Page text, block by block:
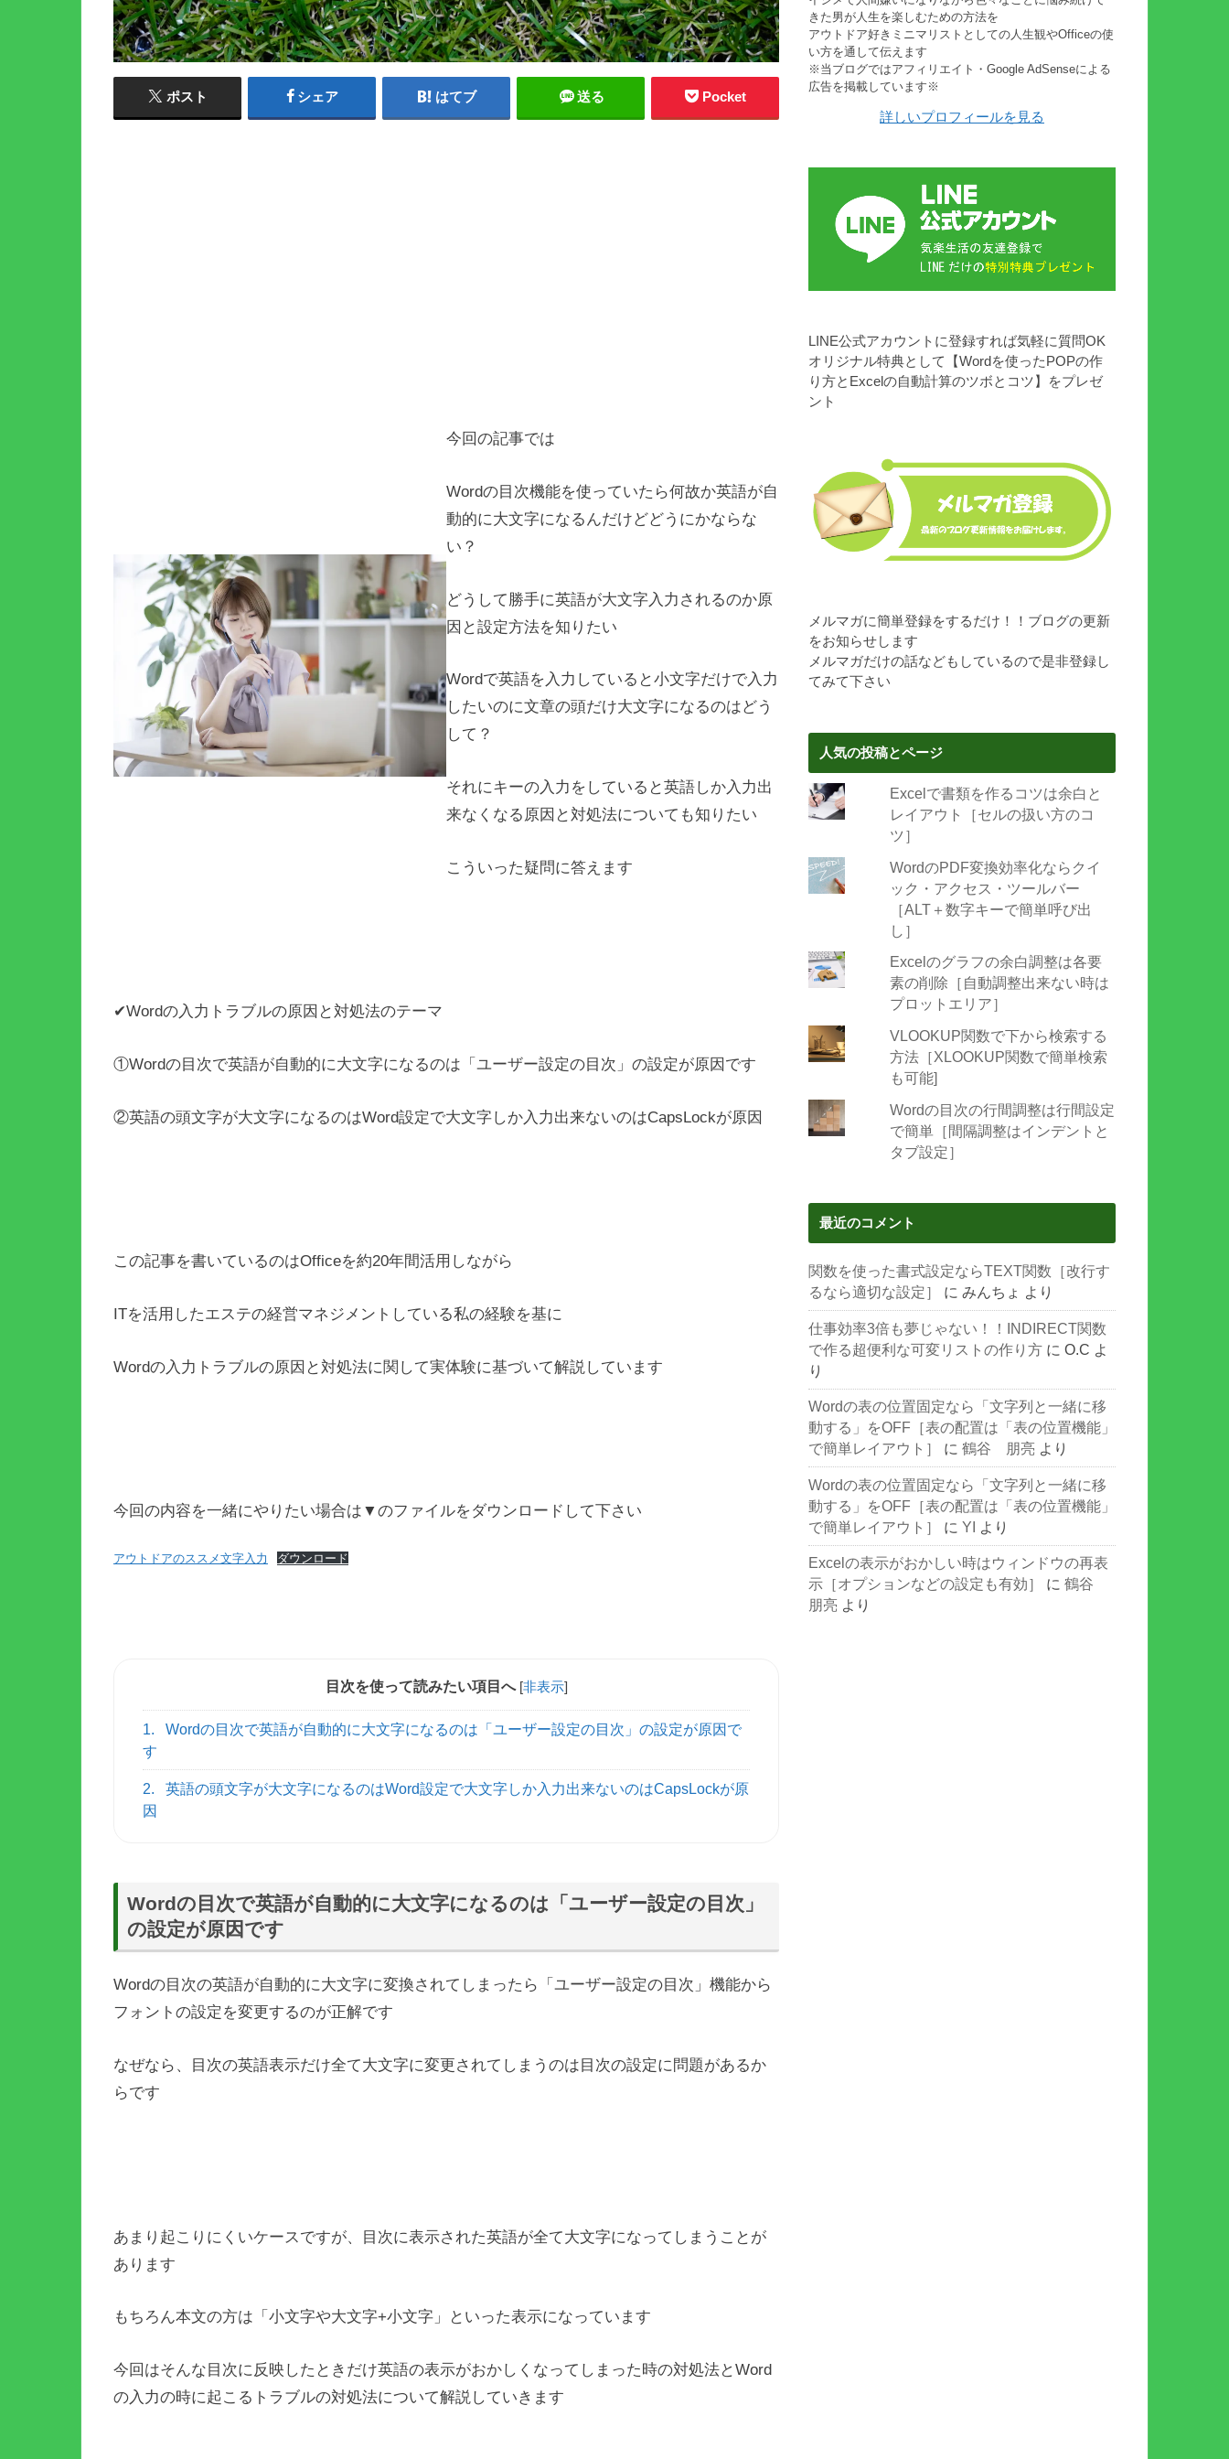
ポスト シェア はてブ 送る Pocket
今回の記事では
Wordの目次機能を使っていたら何故か英語が自
動的に大文字になるんだけどどうにかならな
い？
どうして勝手に英語が大文字入力されるのか原
因と設定方法を知りたい
Wordで英語を入力していると小文字だけで入力
したいのに文章の頭だけ大文字になるのはどう
して？
それにキーの入力をしていると英語しか入力出
来なくなる原因と対処法についても知りたい
こういった疑問に答えます
✔Wordの入力トラブルの原因と対処法のテーマ
①Wordの目次で英語が自動的に大文字になるのは「ユーザー設定の目次」の設定が原因です
②英語の頭文字が大文字になるのはWord設定で大文字しか入力出来ないのはCapsLockが原因
この記事を書いているのはOfficeを約20年間活用しながら
ITを活用したエステの経営マネジメントしている私の経験を基に
Wordの入力トラブルの原因と対処法に関して実体験に基づいて解説しています
今回の内容を一緒にやりたい場合は▼のファイルをダウンロードして下さい
アウトドアのススメ文字入力 ダウンロード
目次を使って読みたい項目へ [非表示]
1.
Wordの目次で英語が自動的に大文字になるのは「ユーザー設定の目次」の設定が原因で
す
2.
英語の頭文字が大文字になるのはWord設定で大文字しか入力出来ないのはCapsLockが原
因
Wordの目次で英語が自動的に大文字になるのは「ユーザー設定の目次」
の設定が原因です
Wordの目次の英語が自動的に大文字に変換されてしまったら「ユーザー設定の目次」機能から
フォントの設定を変更するのが正解です
なぜなら、目次の英語表示だけ全て大文字に変更されてしまうのは目次の設定に問題があるか
らです
あまり起こりにくいケースですが、目次に表示された英語が全て大文字になってしまうことが
あります
もちろん本文の方は「小文字や大文字+小文字」といった表示になっています
今回はそんな目次に反映したときだけ英語の表示がおかしくなってしまった時の対処法とWord
の入力の時に起こるトラブルの対処法について解説していきます
きた男が人生を楽しむための方法を
アウトドア好きミニマリストとしての人生観やOfficeの使
い方を通して伝えます
※当ブログではアフィリエイト・Google AdSenseによる
広告を掲載しています※
詳しいプロフィールを見る
LINE公式アカウントに登録すれば気軽に質問OK
オリジナル特典として【Wordを使ったPOPの作
り方とExcelの自動計算のツボとコツ】をプレゼ
ント
メルマガに簡単登録をするだけ！！ブログの更新
をお知らせします
メルマガだけの話などもしているので是非登録し
てみて下さい
人気の投稿とページ
Excelで書類を作るコツは余白と
レイアウト［セルの扱い方のコ
ツ］
WordのPDF変換効率化ならクイ
ック・アクセス・ツールバー
［ALT＋数字キーで簡単呼び出
し］
Excelのグラフの余白調整は各要
素の削除［自動調整出来ない時は
プロットエリア］
VLOOKUP関数で下から検索する
方法［XLOOKUP関数で簡単検索
も可能]
Wordの目次の行間調整は行間設定
で簡単［間隔調整はインデントと
タブ設定］
最近のコメント
関数を使った書式設定ならTEXT関数［改行す
るなら適切な設定］
に みんちょ より
仕事効率3倍も夢じゃない！！INDIRECT関数
で作る超便利な可変リストの作り方 に O.C よ
り
Wordの表の位置固定なら「文字列と一緒に移
動する」をOFF［表の配置は「表の位置機能」
で簡単レイアウト］
に 鶴谷 朋亮 より
Wordの表の位置固定なら「文字列と一緒に移
動する」をOFF［表の配置は「表の位置機能」
で簡単レイアウト］
に YI より
Excelの表示がおかしい時はウィンドウの再表
示［オプションなどの設定も有効］
に 鶴谷
朋亮 より